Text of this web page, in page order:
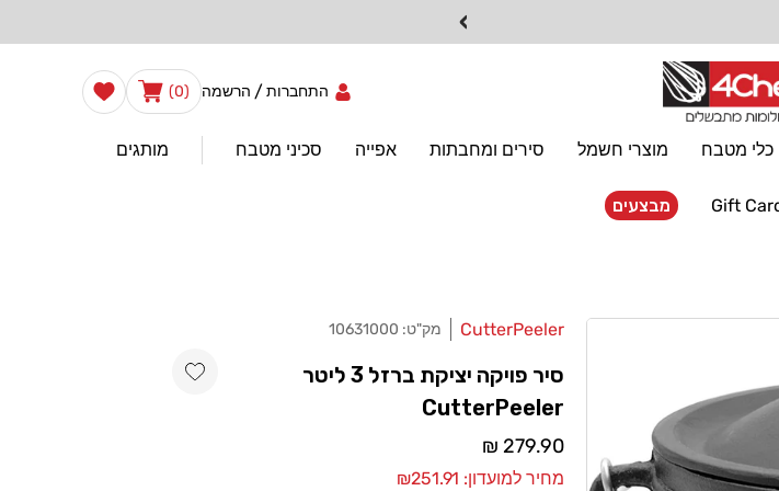
›
כלי מטבח מוצרי חשמל סירים ומחבתות אפייה סכיני מטבח מותגים
מבצעים
התחברות/ הרשמה עֲגָלָה(0)
0
פריטים
הרשימה
שלי
מוֹכֵר:
CutterPeeler מק"ט: 10631000
סיר פויקה יציקת ברזל 3 ליטר
CutterPeeler
מחיר
רגיל
279.90 ₪
מחיר למועדון: ₪251.91